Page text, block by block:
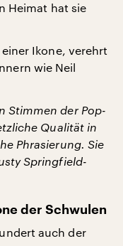
Heimat hat sie
Ikone, verehrt
wie Neil
Stimmen der Pop-
Qualität in
Phrasierung. Sie
Springfield-
der Schwulen
auch der